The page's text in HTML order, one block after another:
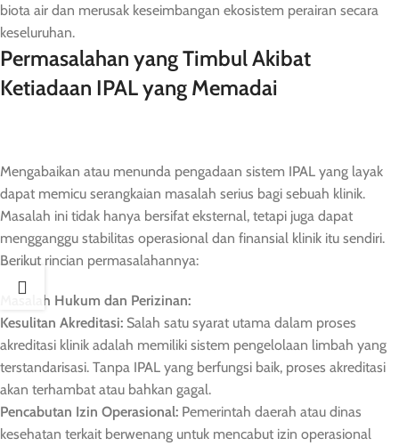
biota air dan merusak keseimbangan ekosistem perairan secara
keseluruhan.
Permasalahan yang Timbul Akibat
Ketiadaan IPAL yang Memadai
Mengabaikan atau menunda pengadaan sistem IPAL yang layak
dapat memicu serangkaian masalah serius bagi sebuah klinik.
Masalah ini tidak hanya bersifat eksternal, tetapi juga dapat
mengganggu stabilitas operasional dan finansial klinik itu sendiri.
Berikut rincian permasalahannya:
Masalah Hukum dan Perizinan:
Kesulitan Akreditasi: Salah satu syarat utama dalam proses
akreditasi klinik adalah memiliki sistem pengelolaan limbah yang
terstandarisasi. Tanpa IPAL yang berfungsi baik, proses akreditasi
akan terhambat atau bahkan gagal.
Pencabutan Izin Operasional: Pemerintah daerah atau dinas
kesehatan terkait berwenang untuk mencabut izin operasional